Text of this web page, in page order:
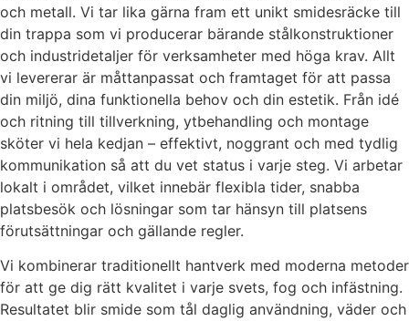
och metall. Vi tar lika gärna fram ett unikt smidesräcke till
din trappa som vi producerar bärande stålkonstruktioner
och industridetaljer för verksamheter med höga krav. Allt
vi levererar är måttanpassat och framtaget för att passa
din miljö, dina funktionella behov och din estetik. Från idé
och ritning till tillverkning, ytbehandling och montage
sköter vi hela kedjan – effektivt, noggrant och med tydlig
kommunikation så att du vet status i varje steg. Vi arbetar
lokalt i området, vilket innebär flexibla tider, snabba
platsbesök och lösningar som tar hänsyn till platsens
förutsättningar och gällande regler.
Vi kombinerar traditionellt hantverk med moderna metoder
för att ge dig rätt kvalitet i varje svets, fog och infästning.
Resultatet blir smide som tål daglig användning, väder och